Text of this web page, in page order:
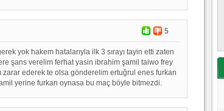
5
yok hakem hatalarıyla ilk 3 sırayı tayin etti zaten
şans verelim ferhat yasin ibrahim şamil taiwo frey
zarar ederek te olsa gönderelim ertuğrul enes furkan
yerine furkan oynasa bu maç böyle bitmezdi.